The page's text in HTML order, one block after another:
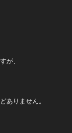
が、
ありません。